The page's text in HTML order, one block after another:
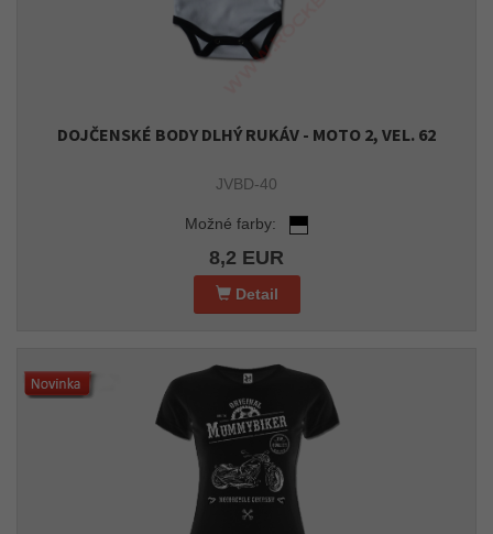
DOJČENSKÉ BODY DLHÝ RUKÁV - MOTO 2, VEL. 62
JVBD-40
Možné farby:
8,2 EUR
Detail